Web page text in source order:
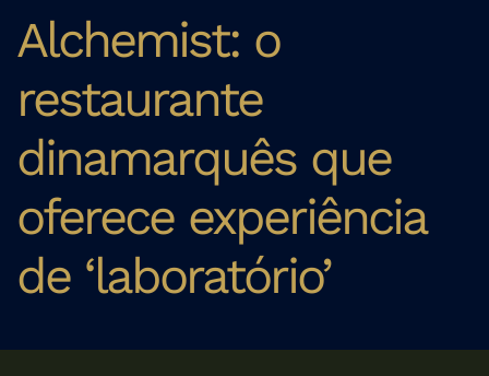
Alchemist: o
restaurante
dinamarquês que
oferece experiência
de ‘laboratório’